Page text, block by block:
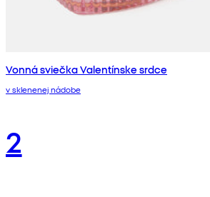
Vonná sviečka Valentínske srdce
v sklenenej nádobe
2